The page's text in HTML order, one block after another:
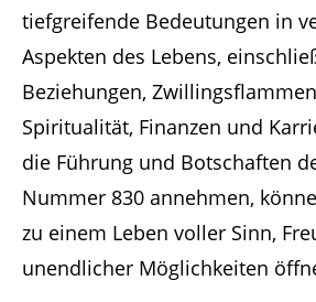
tiefgreifende Bedeutungen in
Aspekten des Lebens,
Beziehungen,
Spiritualität, Finanzen und
die Führung und Botschaften
Nummer 830 annehmen,
zu einem Leben voller Sinn,
unendlicher Möglichkeiten